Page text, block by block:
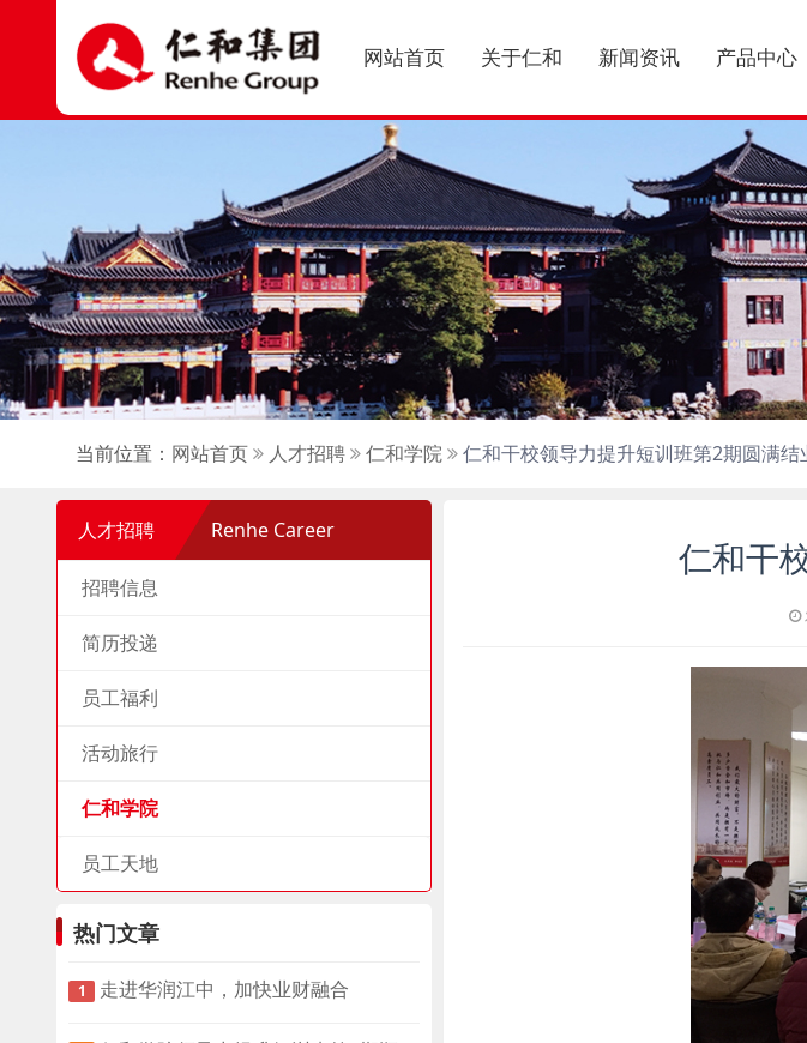
网站首页 关于仁和 新闻资讯 产品中心
当前位置： 网站首页 人才招聘 仁和学院 仁和干校领导力提升短训班第2期圆满结
人才招聘 Renhe Career
招聘信息
简历投递
员工福利
活动旅行
仁和学院
员工天地
热门文章
1 走进华润江中，加快业财融合
仁和干